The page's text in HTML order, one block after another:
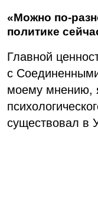
«Можно по-
политике
Главной
с
моему мнению,
существовал в